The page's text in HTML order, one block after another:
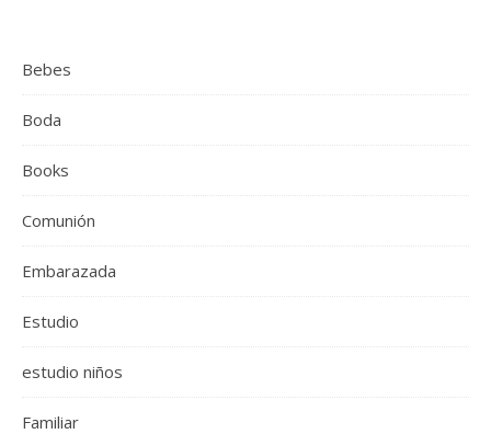
Bebes
Boda
Books
Comunión
Embarazada
Estudio
estudio niños
Familiar